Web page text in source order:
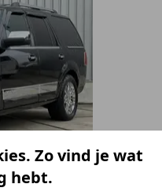
- Leder - Incl BTW -
Zo vind je wat
hebt.